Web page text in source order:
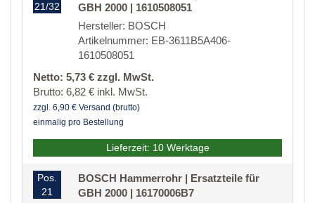
21/32
GBH 2000 | 1610508051
Hersteller: BOSCH
Artikelnummer: EB-3611B5A406-
1610508051
Netto: 5,73 € zzgl. MwSt.
Brutto: 6,82 € inkl. MwSt.
zzgl. 6,90 € Versand (brutto)
einmalig pro Bestellung
Lieferzeit: 10 Werktage
Pos.
21
BOSCH Hammerrohr | Ersatzteile für
GBH 2000 | 16170006B7